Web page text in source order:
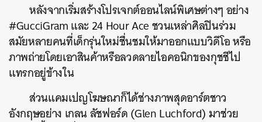
หลังจากเริ่มสร้างโปรเจกต์ออนไลน์พิเศษต่างๆ อย่าง
#GucciGram และ 24 Hour Ace ชวนเหล่าศิลปินร่วม
สมัยหลายคนที่เด็กรุ่นใหม่ชื่นชมให้มาออกแบบวิดีโอ หรือ
ภาพถ่ายโดยเอาสินค้าหรือลวดลายไอคอนิกของกุชชีไป
แทรกอยู่ข้างใน
ส่วนแคมเปญโฆษณาก็ได้ช่างภาพสุดอาร์ตชาว
อังกฤษอย่าง เกลน ลัชฟอร์ด (Glen Luchford) มาช่วย